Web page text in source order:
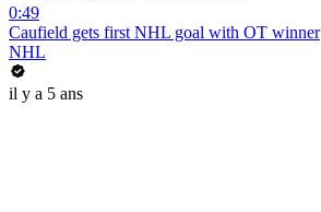
0:49
Caufield gets first NHL goal with OT winner
NHL
il y a 5 ans